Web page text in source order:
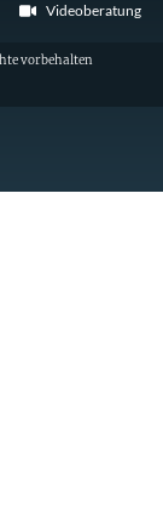
Videoberatung
vorbehalten